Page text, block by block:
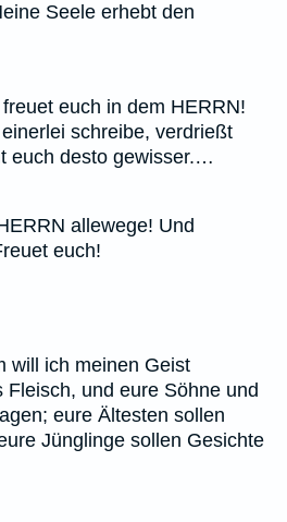
Seele erhebt den
euch in dem HERRN!
schreibe, verdrießt
euch desto gewisser.…
allewege! Und
euch!
will ich meinen Geist
und eure Söhne und
eure Ältesten sollen
Jünglinge sollen Gesichte